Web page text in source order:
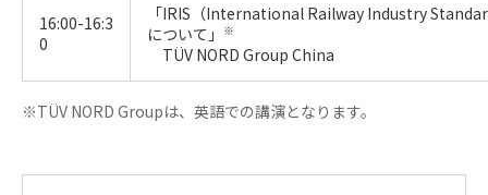
16:00-16:3
0
「IRIS（International Railway Industry
について」
※
TÜV NORD Group China
※TÜV NORD Groupは、英語での講演となります。